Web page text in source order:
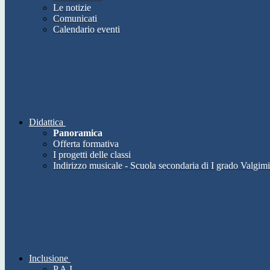
Le notizie
Comunicati
Calendario eventi
Didattica
Panoramica
Offerta formativa
I progetti delle classi
Indirizzo musicale - Scuola secondaria di I grado
Inclusione